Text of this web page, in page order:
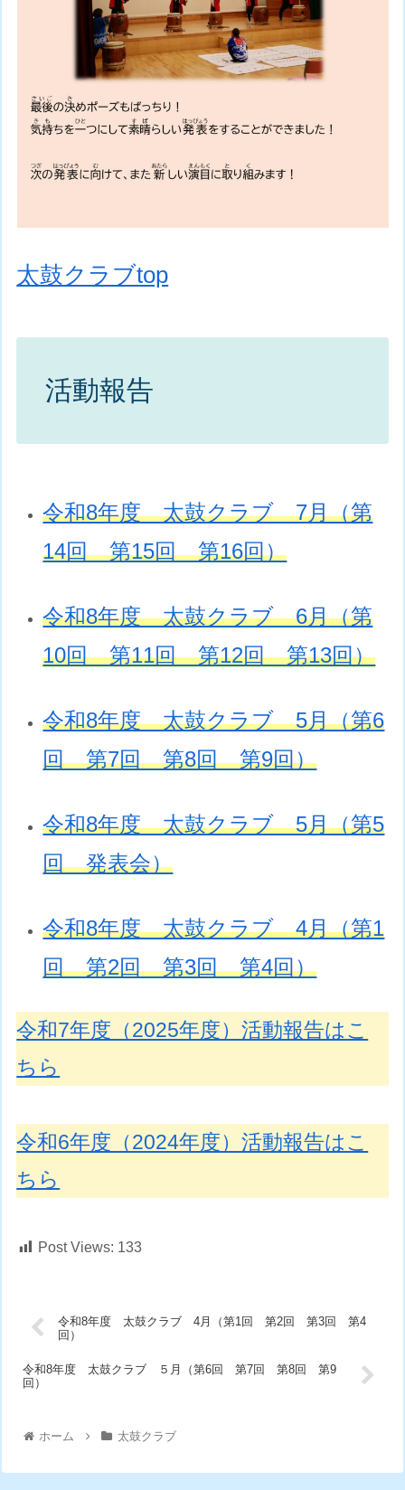
太鼓クラブtop
活動報告
令和8年度 太鼓クラブ 7月（第
14回 第15回 第16回）
令和8年度 太鼓クラブ 6月（第
10回 第11回 第12回 第13回）
令和8年度 太鼓クラブ 5月（第6
回 第7回 第8回 第9回）
令和8年度 太鼓クラブ 5月（第5
回 発表会）
令和8年度 太鼓クラブ 4月（第1
回 第2回 第3回 第4回）
令和7年度（2025年度）活動報告はこ
ちら
令和6年度（2024年度）活動報告はこ
ちら
Post Views: 133
令和8年度 太鼓クラブ 4月（第1回 第2回 第3回 第4
回）
令和8年度 太鼓クラブ ５月（第6回 第7回 第8回 第9
回）
ホーム 太鼓クラブ